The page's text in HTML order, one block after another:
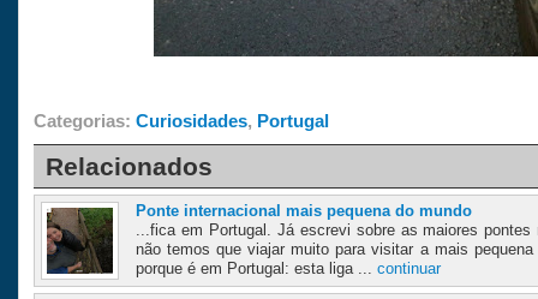
Categorias: Curiosidades, Portugal
Relacionados
Ponte internacional mais pequena do mundo
...fica em Portugal. Já escrevi sobre as maiores pontes
não temos que viajar muito para visitar a mais
porque é em Portugal: esta liga ... continuar